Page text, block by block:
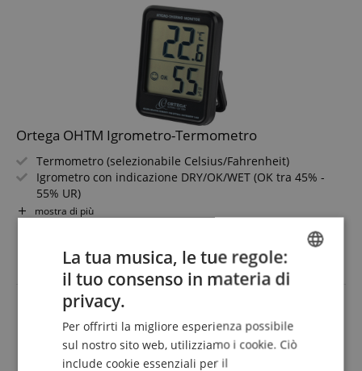
Ortega OHTM Igrometro-Termometro
Termometro (selezionabile Celsius/Fahrenheit)
Igrometro con indicazione DRY/OK/WET (OK tra 45% -
55% UR)
Base integrata, occhiello per appendere, superficie
mostra di più
IVA.incl. +spedizione (IT)
ENGLISH
La tua musica, le tue regole:
il tuo consenso in materia di
privacy.
Per offrirti la migliore esperienza possibile
sul nostro sito web, utilizziamo i cookie. Ciò
include cookie essenziali per il